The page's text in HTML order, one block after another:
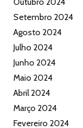
Setembro 2024
Agosto 2024
Julho 2024
Junho 2024
Maio 2024
Abril 2024
Março 2024
Fevereiro 2024